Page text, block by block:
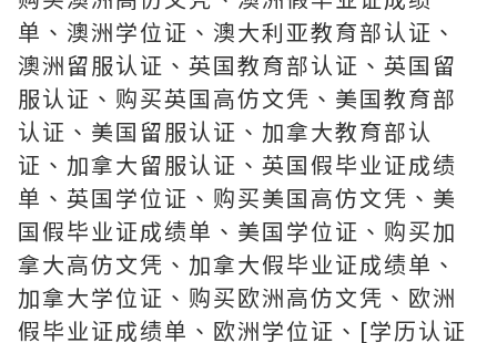
单、澳洲学位证、澳大利亚教育部认证、
澳洲留服认证、英国教育部认证、英国留
服认证、购买英国高仿文凭、美国教育部
认证、美国留服认证、加拿大教育部认
证、加拿大留服认证、英国假毕业证成绩
单、英国学位证、购买美国高仿文凭、美
国假毕业证成绩单、美国学位证、购买加
拿大高仿文凭、加拿大假毕业证成绩单、
加拿大学位证、购买欧洲高仿文凭、欧洲
假毕业证成绩单、欧洲学位证、[学历认证